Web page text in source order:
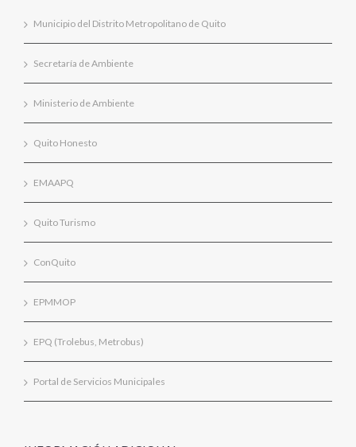
Municipio del Distrito Metropolitano de Quito
Secretaría de Ambiente
Ministerio de Ambiente
Quito Honesto
EMAAPQ
Quito Turismo
ConQuito
EPMMOP
EPQ (Trolebus, Metrobus)
Portal de Servicios Municipales